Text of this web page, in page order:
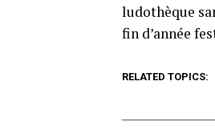
ludothèque
fin d’année
RELATED TOPICS: